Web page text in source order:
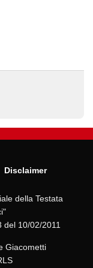
Disclaimer
della Testata
del 10/02/2011
Giacometti